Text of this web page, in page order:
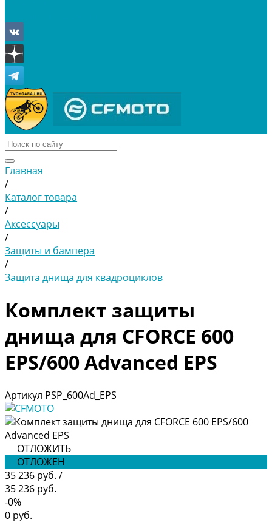
Главная
/
Каталог товара
/
Аксессуары
/
Защиты и бампера
/
Защита днища для квадроциклов
Комплект защиты
днища для CFORCE 600
EPS/600 Advanced EPS
Артикул PSP_600Ad_EPS
ОТЛОЖИТЬ
ОТЛОЖЕН
35 236 руб. /
35 236 руб.
-0%
0 руб.